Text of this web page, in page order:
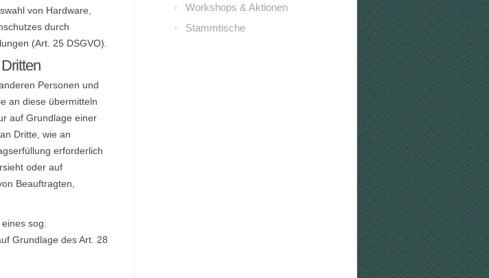
von Hardware,
durch
(Art. 25 DSGVO).
Personen und
an diese übermitteln
auf Grundlage einer
Dritte, wie an
erforderlich
oder auf
Beauftragten,
sog.
Grundlage des Art. 28
Workshops & Aktionen
Stammtische